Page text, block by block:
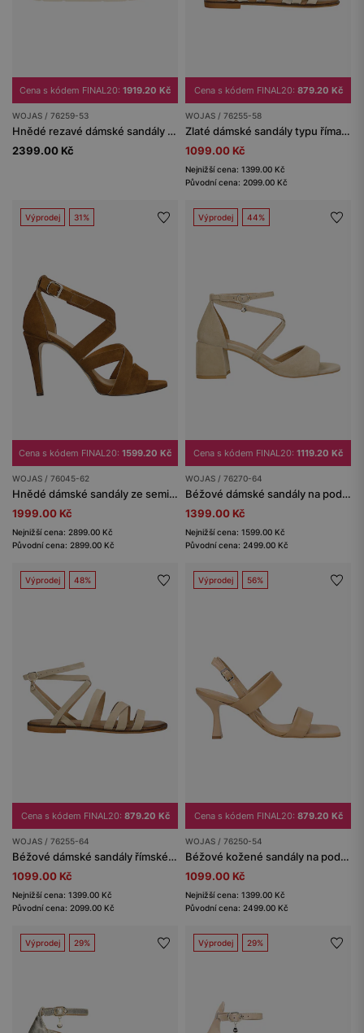
Cena s kódem FINAL20: 1919.20 Kč
WOJAS / 76259-53
Hnědé rezavé dámské sandály z kůže
2399.00 Kč
Cena s kódem FINAL20: 879.20 Kč
WOJAS / 76255-58
Zlaté dámské sandály typu římanka
1099.00 Kč
Nejnižší cena: 1399.00 Kč
Původní cena: 2099.00 Kč
Výprodej 31%
Cena s kódem FINAL20: 1599.20 Kč
WOJAS / 76045-62
Hnědé dámské sandály ze semišové kůže na jehlovém podpatku
1999.00 Kč
Nejnižší cena: 2899.00 Kč
Původní cena: 2899.00 Kč
Výprodej 44%
Cena s kódem FINAL20: 1119.20 Kč
WOJAS / 76270-64
Béžové dámské sandály na podpatku ze semišové kůže
1399.00 Kč
Nejnižší cena: 1599.00 Kč
Původní cena: 2499.00 Kč
Výprodej 48%
Cena s kódem FINAL20: 879.20 Kč
WOJAS / 76255-64
Béžové dámské sandály římského stylu ze semišové štípenky
1099.00 Kč
Nejnižší cena: 1399.00 Kč
Původní cena: 2099.00 Kč
Výprodej 56%
Cena s kódem FINAL20: 879.20 Kč
WOJAS / 76250-54
Béžové kožené sandály na podpatku
1099.00 Kč
Nejnižší cena: 1399.00 Kč
Původní cena: 2499.00 Kč
Výprodej 29% Výprodej 29%